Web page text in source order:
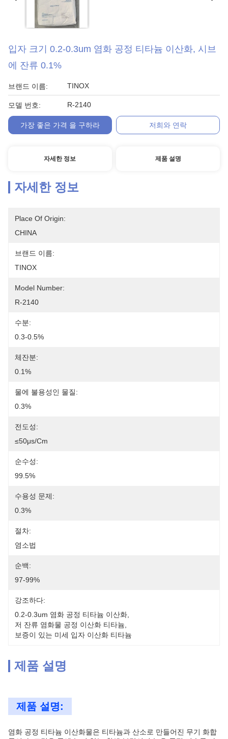
입자 크기 0.2-0.3um 염화 공정 티타늄 이산화, 시브
에 잔류 0.1%
브랜드 이름: TINOX
모델 번호: R-2140
가장 좋은 가격 을 구하라 저희와 연락
자세한 정보 제품 설명
자세한 정보
Place Of Origin:
CHINA
브랜드 이름:
TINOX
Model Number:
R-2140
수분:
0.3-0.5%
체잔분:
0.1%
물에 불용성인 물질:
0.3%
전도성:
≤50μs/cm
순수성:
99.5%
수용성 문제:
0.3%
절차:
염소법
순백:
97-99%
강조하다:
0.2-0.3um 염화 공정 티타늄 이산화
저 잔류 염화물 공정 이산화 티타늄
보증이 있는 미세 입자 이산화 티타늄
제품 설명
제품 설명:
염화 공정 티타늄 이산화물은 티타늄과 산소로 만들어진 무기 화합